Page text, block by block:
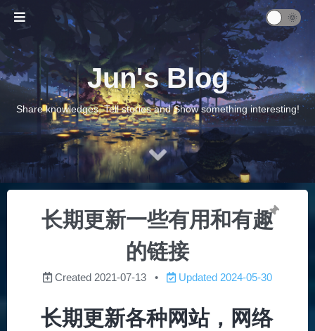
Jun's Blog
Share knowledges, Tell stories and Show something interesting!
长期更新一些有用和有趣
的链接
Created 2021-07-13 Updated 2024-05-30
长期更新各种网站，网络